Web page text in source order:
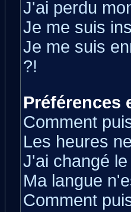
J'ai perdu
Je me suis
Je me suis
?!
Préférences
Comment
Les heures
J'ai changé
Ma langue
Comment